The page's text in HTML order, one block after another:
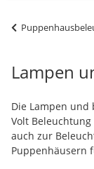
Lampen
Die Lampen
Volt
auch zur
Puppenhäusern